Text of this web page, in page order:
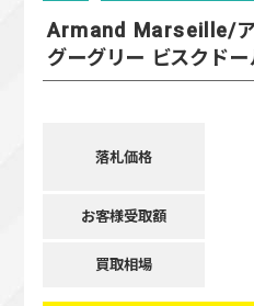
Armand Marseille/ア
グーグリー ビスクドー
落札価格
お客様受取額
買取相場